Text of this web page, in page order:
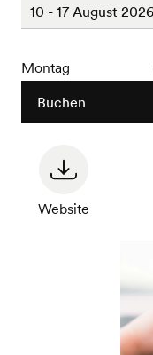
Montag
Buchen
Website